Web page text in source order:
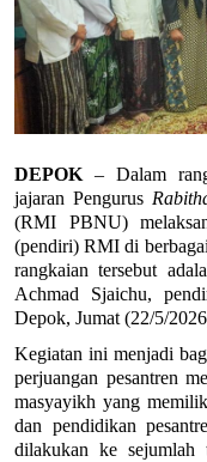
DEPOK – Dalam
jajaran Pengurus
(RMI PBNU)
(pendiri) RMI di
rangkaian tersebut
Achmad Sjaichu,
Depok, Jumat (22/5/
Kegiatan ini menjadi
perjuangan pesantren
masyayikh yang
dan pendidikan
dilakukan ke sejumlah